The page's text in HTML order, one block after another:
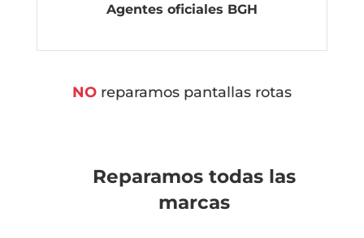
Agentes oficiales BGH
NO reparamos pantallas rotas
Reparamos todas las
marcas